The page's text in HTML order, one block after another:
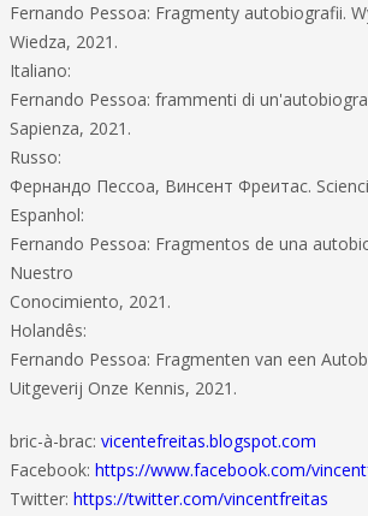
Fernando Pessoa: Fragmenty autobiografii.
Wiedza, 2021.
Italiano:
Fernando Pessoa: frammenti di
Sapienza, 2021.
Russo:
Фернандо Пессоа, Винсент Фреитас.
Espanhol:
Fernando Pessoa: Fragmentos de una
Nuestro
Conocimiento, 2021.
Holandês:
Fernando Pessoa: Fragmenten van een
‏Uitgeverij Onze Kennis, 2021.
bric-à-brac: vicentefreitas.blogspot.com
Facebook: https://www.facebook.com/
Twitter: https://twitter.com/vincentfreitas